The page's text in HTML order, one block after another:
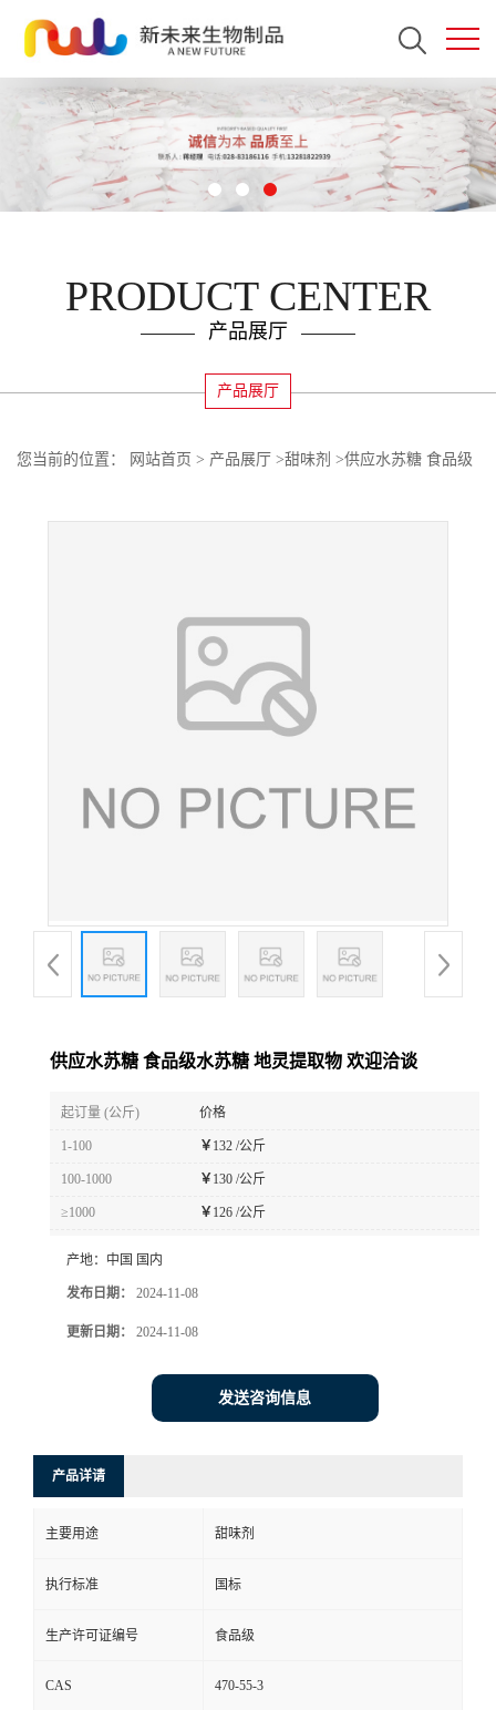
PRODUCT CENTER
产品展厅
产品展厅
您当前的位置： 网站首页 > 产品展厅 >甜味剂 >供应水苏糖 食品级
供应水苏糖 食品级水苏糖 地灵提取物 欢迎洽谈
起订量 (公斤) 价格
1-100 ￥ 132 /公斤
100-1000 ￥ 130 /公斤
≥1000 ￥ 126 /公斤
产地： 中国 国内
发布日期： 2024-11-08
更新日期： 2024-11-08
发送咨询信息
产品详请
主要用途 甜味剂
执行标准 国标
生产许可证编号 食品级
CAS 470-55-3